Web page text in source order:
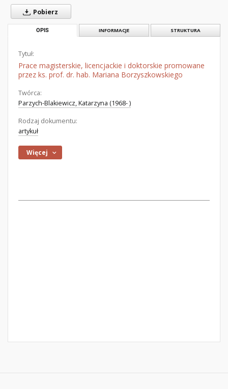
Pobierz
OPIS INFORMACJE STRUKTURA
Tytuł:
Prace magisterskie, licencjackie i doktorskie promowane
przez ks. prof. dr. hab. Mariana Borzyszkowskiego
Twórca:
Parzych-Blakiewicz, Katarzyna (1968- )
Rodzaj dokumentu:
artykuł
Więcej